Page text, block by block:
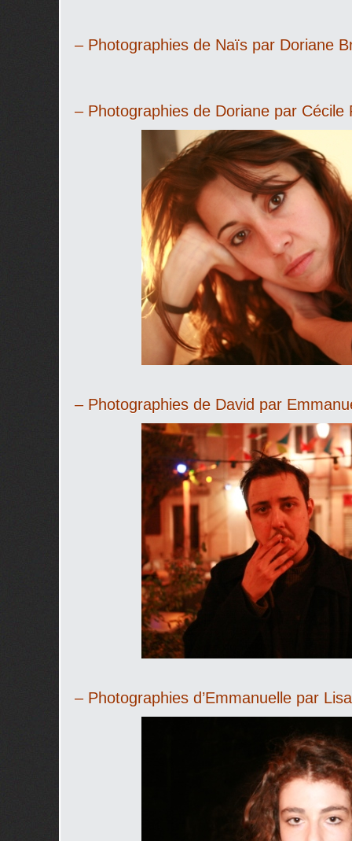
– Photographies de Naïs par Doriane
– Photographies de Doriane par Cécile
– Photographies de David par
– Photographies d’Emmanuelle par